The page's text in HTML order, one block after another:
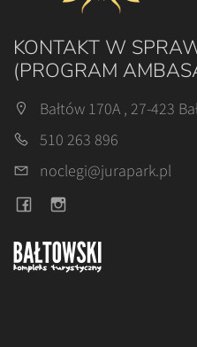
KONTAKT W
(PROGRAM
Bałtów 170A , 27-423
510 263 896
noclegi@jurapark.pl